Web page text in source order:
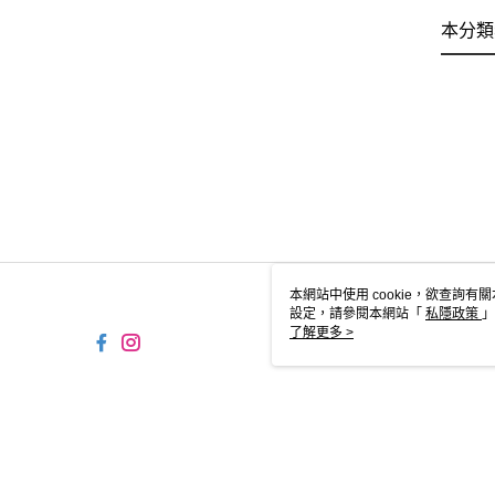
本分
本網站中使用 cookie，欲查詢有
設定，請參閱本網站「 私隱政策
用 cookie。
了解更多 >